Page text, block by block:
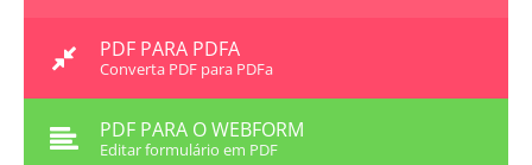
PDF PARA PDFA
Converta PDF para PDFa
PDF PARA O WEBFORM
Editar formulário em PDF